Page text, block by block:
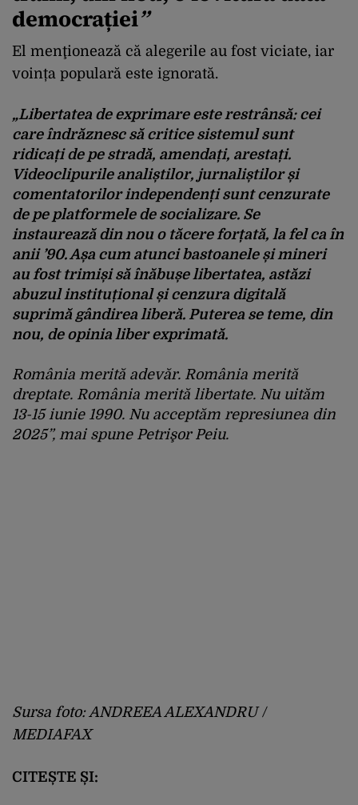
democrației”
El menţionează că alegerile au fost viciate, iar
voința populară este ignorată.
„Libertatea de exprimare este restrânsă: cei
care îndrăznesc să critice sistemul sunt
ridicați de pe stradă, amendați, arestați.
Videoclipurile analiștilor, jurnaliștilor și
comentatorilor independenți sunt cenzurate
de pe platformele de socializare. Se
instaurează din nou o tăcere forțată, la fel ca în
anii ’90. Așa cum atunci bastoanele și mineri
au fost trimiși să înăbușe libertatea, astăzi
abuzul instituțional și cenzura digitală
suprimă gândirea liberă. Puterea se teme, din
nou, de opinia liber exprimată.
România merită adevăr. România merită
dreptate. România merită libertate. Nu uităm
13-15 iunie 1990. Nu acceptăm represiunea din
2025”, mai spune Petrişor Peiu.
Sursa foto: ANDREEA ALEXANDRU /
MEDIAFAX
CITEȘTE ȘI: